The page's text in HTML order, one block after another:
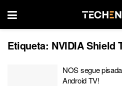
Etiqueta: NVIDIA Shield
NOS segue
Android TV!